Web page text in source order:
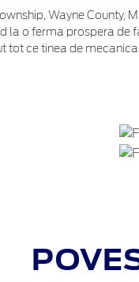
Wayne County,
la o ferma prospera
tot ce tinea de